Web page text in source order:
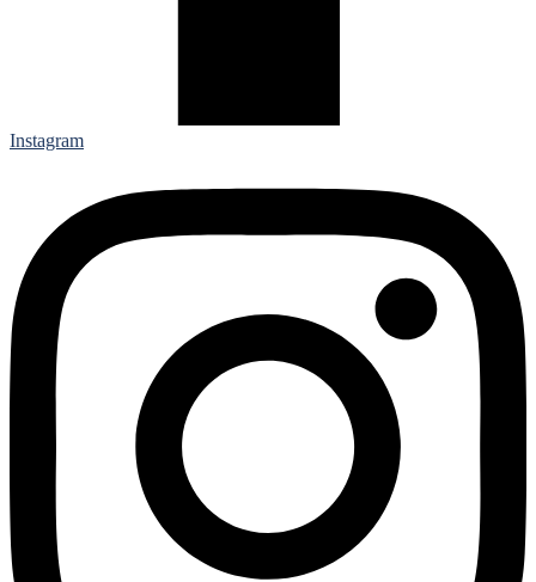
Instagram